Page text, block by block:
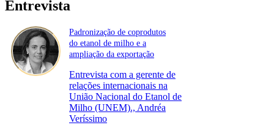
Entrevista
Padronização de coprodutos
do etanol de milho e a
ampliação da exportação
Entrevista com a gerente de
relações internacionais na
União Nacional do Etanol de
Milho (UNEM)., Andréa
Veríssimo